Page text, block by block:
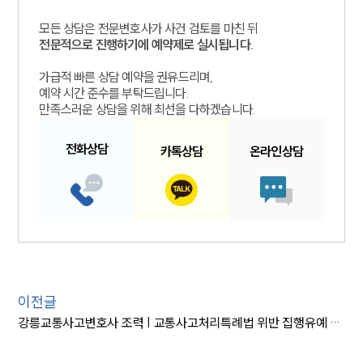
모든 상담은 전문변호사가 사건 검토를 마친 뒤
전문적으로 진행하기에 예약제로 실시됩니다.
가급적 빠른 상담 예약을 권유드리며,
예약 시간 준수를 부탁드립니다.
만족스러운 상담을 위해 최선을 다하겠습니다.
전화상담 카톡상담 온라인상담
이전글
강릉교통사고변호사 조력 | 교통사고처리특례법 위반 집행유예 방어